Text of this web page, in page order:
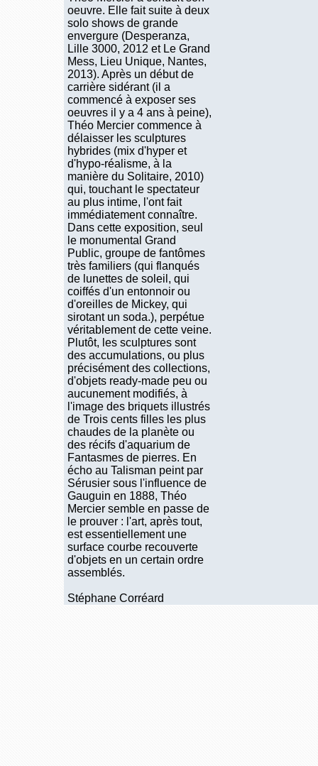
oeuvre. Elle fait suite à deux
solo shows de grande
envergure (Desperanza,
Lille 3000, 2012 et Le Grand
Mess, Lieu Unique, Nantes,
2013). Après un début de
carrière sidérant (il a
commencé à exposer ses
oeuvres il y a 4 ans à peine),
Théo Mercier commence à
délaisser les sculptures
hybrides (mix d'hyper et
d'hypo-réalisme, à la
manière du Solitaire, 2010)
qui, touchant le spectateur
au plus intime, l'ont fait
immédiatement connaître.
Dans cette exposition, seul
le monumental Grand
Public, groupe de fantômes
très familiers (qui flanqués
de lunettes de soleil, qui
coiffés d'un entonnoir ou
d'oreilles de Mickey, qui
sirotant un soda.), perpétue
véritablement de cette veine.
Plutôt, les sculptures sont
des accumulations, ou plus
précisément des collections,
d'objets ready-made peu ou
aucunement modifiés, à
l'image des briquets illustrés
de Trois cents filles les plus
chaudes de la planète ou
des récifs d'aquarium de
Fantasmes de pierres. En
écho au Talisman peint par
Sérusier sous l'influence de
Gauguin en 1888, Théo
Mercier semble en passe de
le prouver : l'art, après tout,
est essentiellement une
surface courbe recouverte
d'objets en un certain ordre
assemblés.
Stéphane Corréard